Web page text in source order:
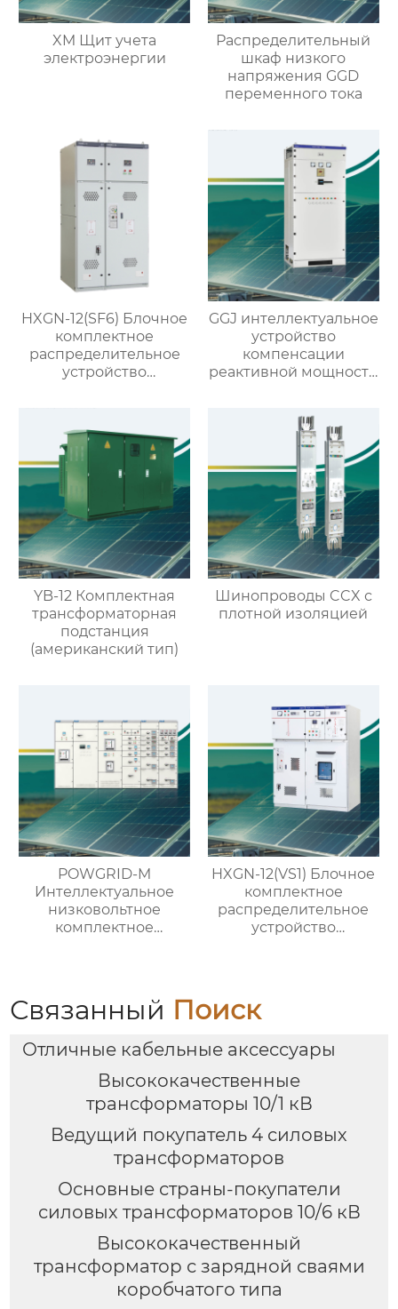
XM Щит учета
электроэнергии
Распределительный
шкаф низкого
напряжения GGD
переменного тока
HXGN-12(SF6) Блочное
комплектное
распределительное
устройство
GGJ интеллектуальное
устройство
компенсации
реактивной мощности
YB-12 Комплектная
трансформаторная
подстанция
(американский тип)
Шинопроводы CCX с
плотной изоляцией
POWGRID-M
Интеллектуальное
низковольтное
комплектное
HXGN-12(VS1) Блочное
комплектное
распределительное
устройство
Связанный Поиск
Отличные кабельные аксессуары
Высококачественные
трансформаторы 10/1 кВ
Ведущий покупатель 4 силовых
трансформаторов
Основные страны-покупатели
силовых трансформаторов 10/6 кВ
Высококачественный
трансформатор с зарядной сваями
коробчатого типа